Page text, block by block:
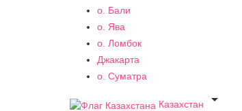
о. Бали
о. Ява
о. Ломбок
Джакарта
о. Суматра
Казахстан
